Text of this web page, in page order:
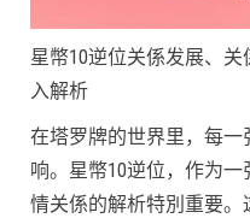
星幣10逆位关係发展、
入解析
在塔罗牌的世界里，每
响。星幣10逆位，作为
情关係的解析特別重要